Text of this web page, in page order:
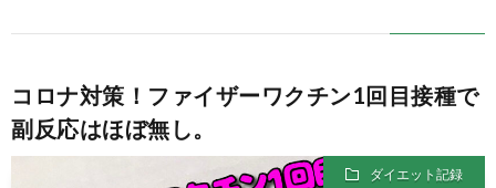
コロナ対策！ファイザーワクチン1回目接種で
副反応はほぼ無し。
ダイエット記録